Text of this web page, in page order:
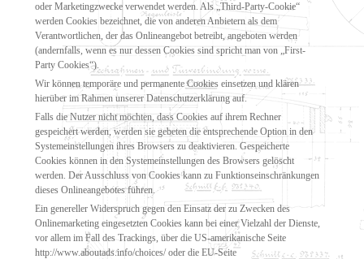
oder Marketingzwecke verwendet werden. Als „Third-Party-Cookie“
werden Cookies bezeichnet, die von anderen Anbietern als dem
Verantwortlichen, der das Onlineangebot betreibt, angeboten werden
(andernfalls, wenn es nur dessen Cookies sind spricht man von „First-
Party Cookies“).
Wir können temporäre und permanente Cookies einsetzen und klären
hierüber im Rahmen unserer Datenschutzerklärung auf.
Falls die Nutzer nicht möchten, dass Cookies auf ihrem Rechner
gespeichert werden, werden sie gebeten die entsprechende Option in den
Systemeinstellungen ihres Browsers zu deaktivieren. Gespeicherte
Cookies können in den Systemeinstellungen des Browsers gelöscht
werden. Der Ausschluss von Cookies kann zu Funktionseinschränkungen
dieses Onlineangebotes führen.
Ein genereller Widerspruch gegen den Einsatz der zu Zwecken des
Onlinemarketing eingesetzten Cookies kann bei einer Vielzahl der Dienste,
vor allem im Fall des Trackings, über die US-amerikanische Seite
http://www.aboutads.info/choices/ oder die EU-Seite